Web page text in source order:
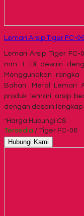
Lemari Arsip Tiger FC-
Lemari Arsip Tiger FC-
mm 1. Di desain
Menggunakan
Bahan: Metal Lemari
produk lemari arsip
dengan desain
*Harga Hubungi CS
Tersedia / Tiger FC-06
Hubungi Kami